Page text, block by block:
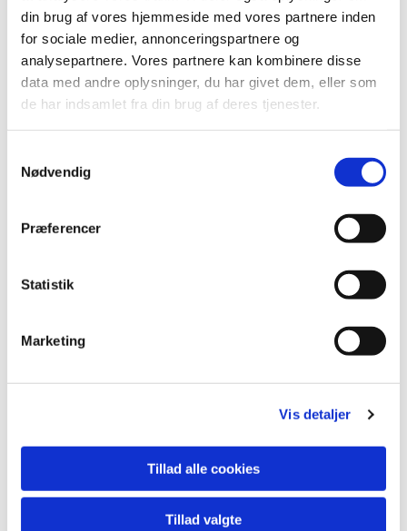
din brug af vores hjemmeside med vores partnere inden
for sociale medier, annonceringspartnere og
analysepartnere. Vores partnere kan kombinere disse
data med andre oplysninger, du har givet dem, eller som
de har indsamlet fra din brug af deres tjenester.
Nødvendig
Præferencer
Statistik
Marketing
Vis detaljer
Tillad alle cookies
Tillad valgte
Du vil måske også kunne